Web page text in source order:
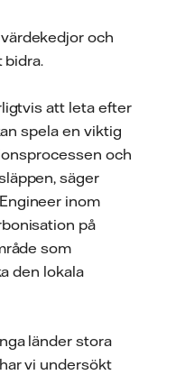
och
bidra.
att leta efter
spela en viktig
och
säger
inom
på
som
den lokala
länder stora
vi undersökt